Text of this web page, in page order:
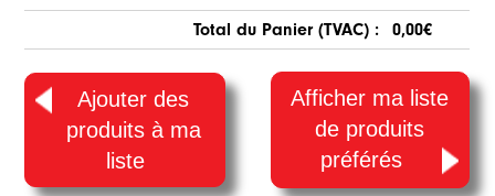
Total du Panier (TVAC) : 0,00€
Ajouter des
produits à ma
liste
Afficher ma liste
de produits
préférés